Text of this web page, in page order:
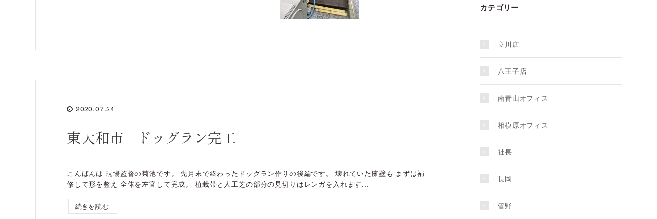
2020.07.24
東大和市 ドッグラン完工
こんばんは 現場監督の菊池です。 先月末で終わったドッグラン作りの後編です。 壊れていた擁壁も まずは補
修して形を整え 全体を左官して完成。 植栽帯と人工芝の部分の見切りはレンガを入れます...
続きを読む
カテゴリー
立川店
八王子店
南青山オフィス
相模原オフィス
社長
長岡
管野